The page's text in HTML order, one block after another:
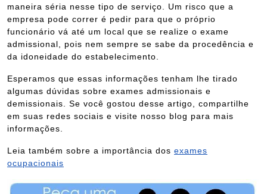
maneira séria nesse tipo de serviço. Um risco que a
empresa pode correr é pedir para que o próprio
funcionário vá até um local que se realize o exame
admissional, pois nem sempre se sabe da procedência e
da idoneidade do estabelecimento.
Esperamos que essas informações tenham lhe tirado
algumas dúvidas sobre exames admissionais e
demissionais. Se você gostou desse artigo, compartilhe
em suas redes sociais e visite nosso blog para mais
informações.
Leia também sobre a importância dos exames
ocupacionais